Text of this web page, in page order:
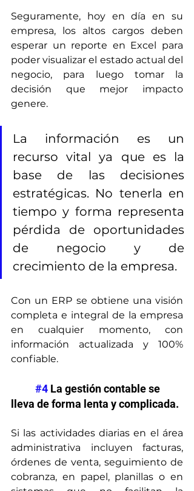
Seguramente, hoy en día en su
empresa, los altos cargos deben
esperar un reporte en Excel para
poder visualizar el estado actual del
negocio, para luego tomar la
decisión que mejor impacto
genere.
La información es un
recurso vital ya que es la
base de las decisiones
estratégicas. No tenerla en
tiempo y forma representa
pérdida de oportunidades
de negocio y de
crecimiento de la empresa.
Con un ERP se obtiene una visión
completa e integral de la empresa
en cualquier momento, con
información actualizada y 100%
confiable.
#4 La gestión contable se
lleva de forma lenta y complicada.
Si las actividades diarias en el área
administrativa incluyen facturas,
órdenes de venta, seguimiento de
cobranza, en papel, planillas o en